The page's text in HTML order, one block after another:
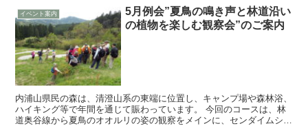
イベント案内
5月例会”夏鳥の鳴き声と林道沿い
の植物を楽しむ観察会”のご案内
内浦山県民の森は、清澄山系の東端に位置し、キャンプ場や森林浴、
ハイキング等で年間を通じて賑わっています。 今回のコースは、林
道奥谷線から夏鳥のオオルリの姿の観察をメインに、センダイムシク